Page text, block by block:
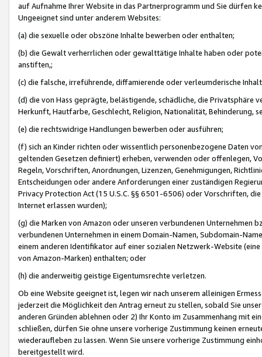
auf Aufnahme Ihrer Website in das Partnerprogramm und Sie dürfen
Ungeeignet sind unter anderem Websites:
(a) die sexuelle oder obszöne Inhalte bewerben oder enthalten;
(b) die Gewalt verherrlichen oder gewalttätige Inhalte haben oder
anstiften,;
(c) die falsche, irreführende, diffamierende oder verleumderische
(d) die von Hass geprägte, belästigende, schädliche, die Privatsphäre
Herkunft, Hautfarbe, Geschlecht, Religion, Nationalität, Behinderung,
(e) die rechtswidrige Handlungen bewerben oder ausführen;
(f) sich an Kinder richten oder wissentlich personenbezogene Daten
geltenden Gesetzen definiert) erheben, verwenden oder offenlegen,
Regeln, Vorschriften, Anordnungen, Lizenzen, Genehmigungen,
Entscheidungen oder andere Anforderungen einer zuständigen
Privacy Protection Act (15 U.S.C. §§ 6501-6506) oder Vorschriften,
Internet erlassen wurden);
(g) die Marken von Amazon oder unseren verbundenen Unternehmen
verbundenen Unternehmen in einem Domain-Namen, Subdomain-
einem anderen Identifikator auf einer sozialen Netzwerk-Website
von Amazon-Marken) enthalten; oder
(h) die anderweitig geistige Eigentumsrechte verletzen.
Ob eine Website geeignet ist, legen wir nach unserem alleinigen
jederzeit die Möglichkeit den Antrag erneut zu stellen, sobald Sie
anderen Gründen ablehnen oder 2) Ihr Konto im Zusammenhang mit
schließen, dürfen Sie ohne unsere vorherige Zustimmung keinen
wiederaufleben zu lassen. Wenn Sie unsere vorherige Zustimmung
bereitgestellt wird.